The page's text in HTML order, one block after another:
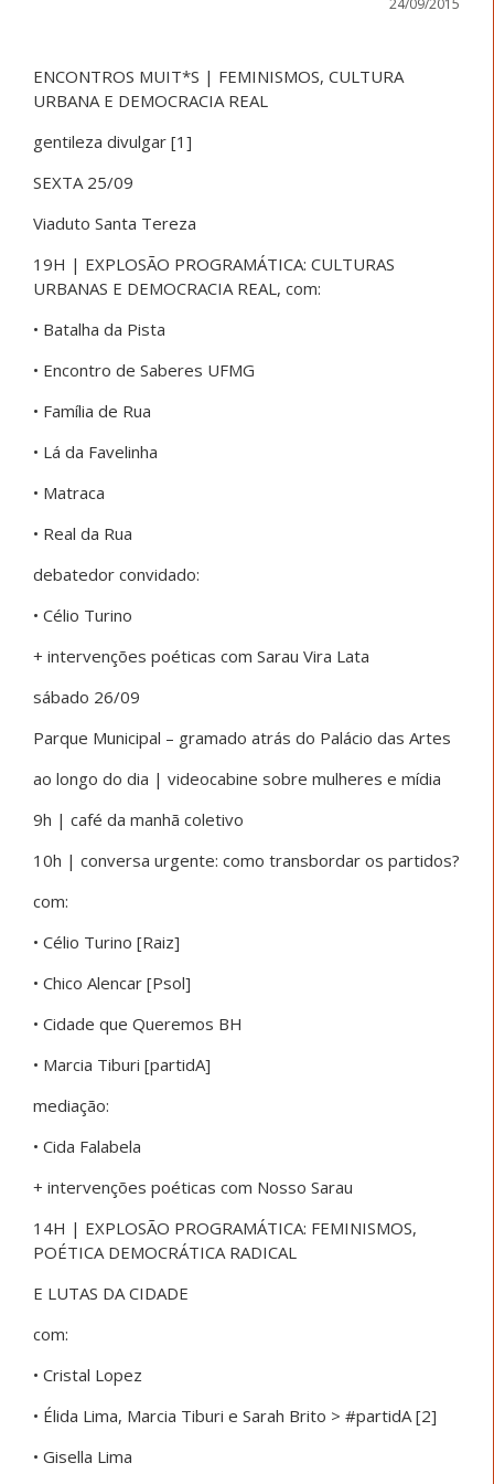
ENCONTROS MUIT*S | FEMINISMOS, CULTURA
URBANA E DEMOCRACIA REAL
gentileza divulgar [1]
SEXTA 25/09
Viaduto Santa Tereza
19H | EXPLOSÃO PROGRAMÁTICA: CULTURAS
URBANAS E DEMOCRACIA REAL, com:
• Batalha da Pista
• Encontro de Saberes UFMG
• Família de Rua
• Lá da Favelinha
• Matraca
• Real da Rua
debatedor convidado:
• Célio Turino
+ intervenções poéticas com Sarau Vira Lata
sábado 26/09
Parque Municipal – gramado atrás do Palácio das Artes
ao longo do dia | videocabine sobre mulheres e mídia
9h | café da manhã coletivo
10h | conversa urgente: como transbordar os partidos?
com:
• Célio Turino [Raiz]
• Chico Alencar [Psol]
• Cidade que Queremos BH
• Marcia Tiburi [partidA]
mediação:
• Cida Falabela
+ intervenções poéticas com Nosso Sarau
14H | EXPLOSÃO PROGRAMÁTICA: FEMINISMOS,
POÉTICA DEMOCRÁTICA RADICAL
E LUTAS DA CIDADE
com:
• Cristal Lopez
• Élida Lima, Marcia Tiburi e Sarah Brito > #partidA [2]
• Gisella Lima